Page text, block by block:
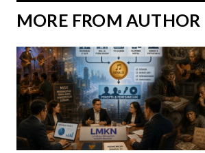
MORE FROM AUTHOR